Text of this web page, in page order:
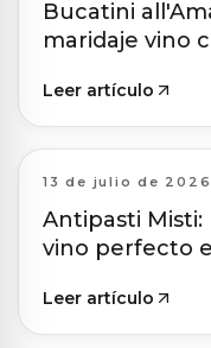
Bucatini
maridaje vino
Leer artículo
13 de julio de 2026
Antipasti Misti:
vino perfecto
Leer artículo